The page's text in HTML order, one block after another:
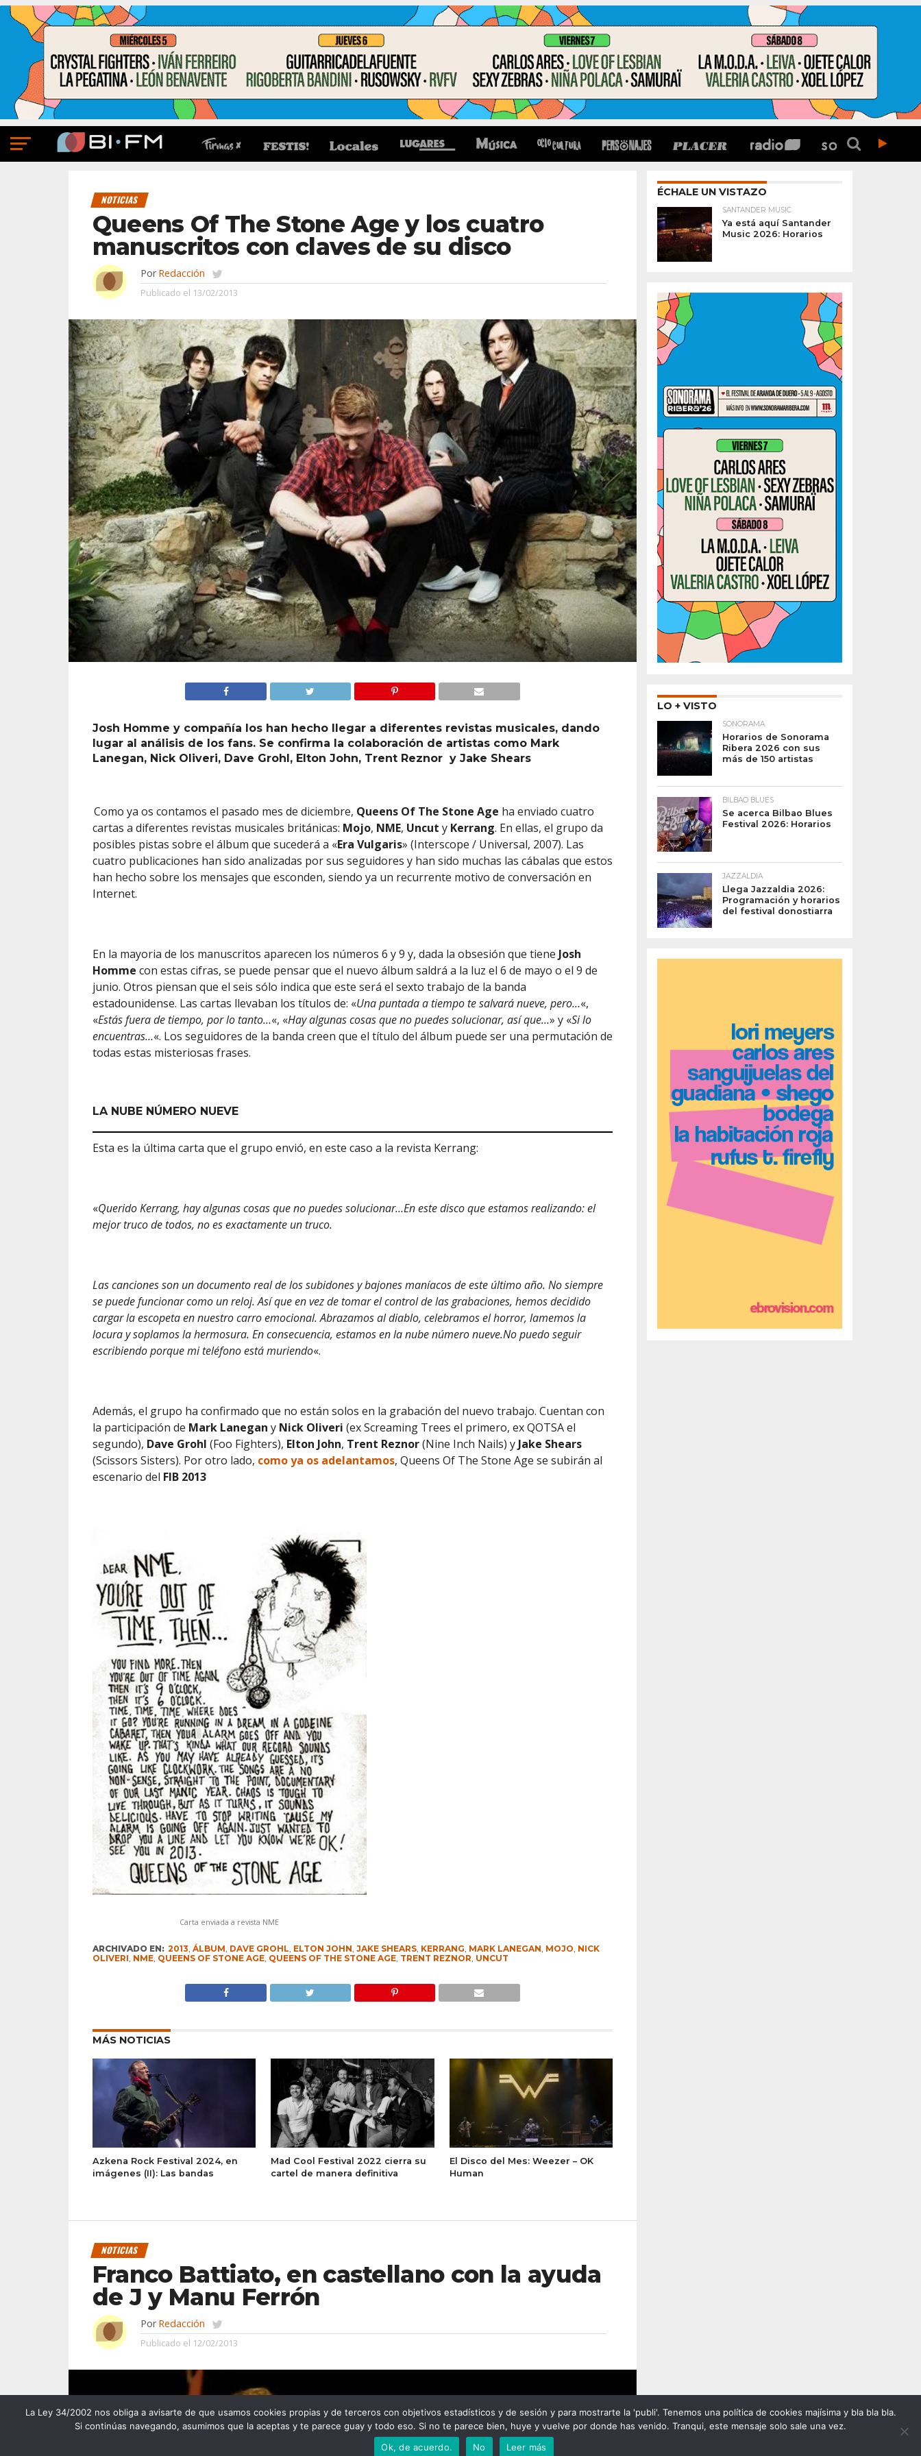
NOTICIAS
Queens Of The Stone Age y los cuatro
manuscritos con claves de su disco
Por Redacción
Publicado el 13/02/2013
Josh Homme y compañía los han hecho llegar a diferentes revistas musicales, dando
lugar al análisis de los fans. Se confirma la colaboración de artistas como Mark
Lanegan, Nick Oliveri, Dave Grohl, Elton John, Trent Reznor y Jake Shears
Como ya os contamos el pasado mes de diciembre, Queens Of The Stone Age ha enviado cuatro
cartas a diferentes revistas musicales británicas: Mojo, NME, Uncut yKerrang. En ellas, el grupo da
posibles pistas sobre el álbum que sucederá a «Era Vulgaris» (Interscope / Universal, 2007). Las
cuatro publicaciones han sido analizadas por sus seguidores y han sido muchas las cábalas que estos
han hecho sobre los mensajes que esconden, siendo ya un recurrente motivo de conversación en
Internet.
En la mayoria de los manuscritos aparecen los números 6 y 9 y, dada la obsesión que tiene Josh
Homme con estas cifras, se puede pensar que el nuevo álbum saldrá a la luz el 6 de mayo o el 9 de
junio. Otros piensan que el seis sólo indica que este será el sexto trabajo de la banda
estadounidense. Las cartas llevaban los títulos de: «Una puntada a tiempo te salvará nueve, pero…«,
«Estás fuera de tiempo, por lo tanto…«, «Hay algunas cosas que no puedes solucionar, así que…» y «Si lo
encuentras…«. Los seguidores de la banda creen que el título del álbum puede ser una permutación de
todas estas misteriosas frases.
LA NUBE NÚMERO NUEVE
Esta es la última carta que el grupo envió, en este caso a la revista Kerrang:
«Querido Kerrang, hay algunas cosas que no puedes solucionar…En este disco que estamos realizando: el
mejor truco de todos, no es exactamente un truco.
Las canciones son un documento real de los subidones y bajones maníacos de este último año. No siempre
se puede funcionar como un reloj. Así que en vez de tomar el control de las grabaciones, hemos decidido
cargar la escopeta en nuestro carro emocional. Abrazamos al diablo, celebramos el horror, lamemos la
locura y soplamos la hermosura. En consecuencia, estamos en la nube número nueve.No puedo seguir
escribiendo porque mi teléfono está muriendo«.
Además, el grupo ha confirmado que no están solos en la grabación del nuevo trabajo. Cuentan con
la participación de Mark Lanegan y Nick Oliveri (ex Screaming Trees el primero, ex QOTSA el
segundo), Dave Grohl (Foo Fighters), Elton John, Trent Reznor(Nine Inch Nails) yJake Shears
(Scissors Sisters). Por otro lado, como ya os adelantamos, Queens Of The Stone Age se subirán al
escenario del FIB 2013
Carta enviada a revista NME
ARCHIVADO EN: 2013 ÁLBUM DAVE GROHL ELTON JOHN JAKE SHEARS, KERRANG MARK LANEGAN MOJO NICK
OLIVERI NME, QUEENS OF STONE AGE, QUEENS OF THE STONE AGE, TRENT REZNOR UNCUT
MÁS NOTICIAS
Azkena Rock Festival 2024, en
imágenes (II): Las bandas
Mad Cool Festival 2022 cierra su
cartel de manera definitiva
El Disco del Mes: Weezer – OK
Human
NOTICIAS
Franco Battiato, en castellano con la ayuda
de J y Manu Ferrón
Por Redacción
Publicado el 12/02/2013
ÉCHALE UN VISTAZO
SANTANDER MUSIC
Ya está aquí Santander
Music 2026: Horarios
LO + VISTO
SONORAMA
Horarios de Sonorama
Ribera 2026 con sus
más de 150 artistas
BILBAO BLUES
Se acerca Bilbao Blues
Festival 2026: Horarios
JAZZALDIA
Llega Jazzaldia 2026:
Programación y horarios
del festival donostiarra
La Ley 34/2002 nos obliga a avisarte de que usamos cookies propias y de terceros con objetivos estadísticos y de sesión y para mostrarte la 'publi'. Tenemos una política de cookies majísima y bla bla bla.
Si continúas navegando, asumimos que la aceptas y te parece guay y todo eso. Si no te parece bien, huye y vuelve por donde has venido. Tranqui, este mensaje solo sale una vez.
Ok, de acuerdo.
No Leer más